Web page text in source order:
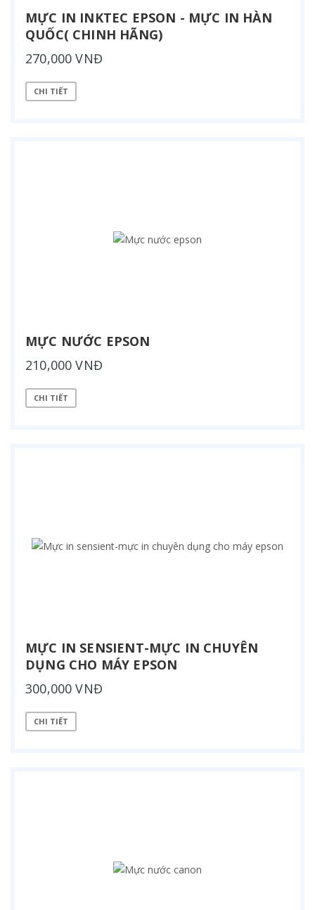
MỰC IN INKTEC EPSON - MỰC IN HÀN
QUỐC( CHINH HÃNG)
270,000 VNĐ
CHI TIẾT
MỰC NƯỚC EPSON
210,000 VNĐ
CHI TIẾT
MỰC IN SENSIENT-MỰC IN CHUYÊN
DỤNG CHO MÁY EPSON
300,000 VNĐ
CHI TIẾT